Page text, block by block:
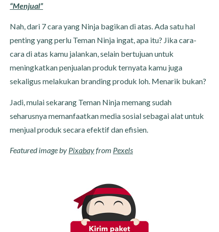
“Menjual”
Nah, dari 7 cara yang Ninja bagikan di atas. Ada satu hal
penting yang perlu Teman Ninja ingat, apa itu? Jika cara-
cara di atas kamu jalankan, selain bertujuan untuk
meningkatkan penjualan produk ternyata kamu juga
sekaligus melakukan branding produk loh. Menarik bukan?
Jadi, mulai sekarang Teman Ninja memang sudah
seharusnya memanfaatkan media sosial sebagai alat untuk
menjual produk secara efektif dan efisien.
Featured image by Pixabayfrom Pexels